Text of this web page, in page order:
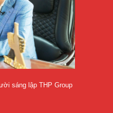
sáng lập THP Group